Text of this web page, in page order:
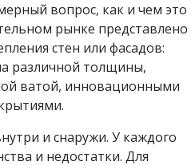
вопрос, как и чем это
рынке представлено
стен или фасадов:
различной толщины,
ватой, инновационными
и снаружи. У каждого
и недостатки. Для